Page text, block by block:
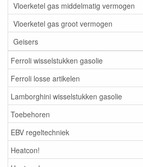
Vloerketel gas middelmatig vermogen
Vloerketel gas groot vermogen
Geisers
Ferroli wisselstukken gasolie
Ferroli losse artikelen
Lamborghini wisselstukken gasolie
Toebehoren
EBV regeltechniek
Heatcon!